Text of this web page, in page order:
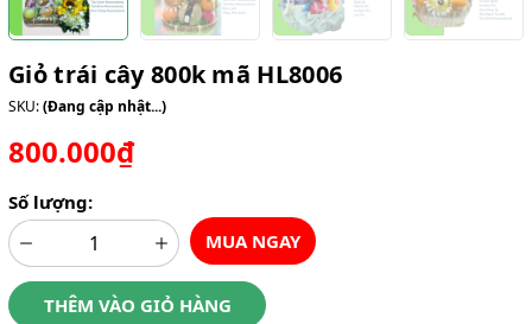
Giỏ trái cây 800k mã HL8006
SKU:(Đang cập nhật...)
800.000₫
Số lượng:
MUA NGAY
THÊM VÀO GIỎ HÀNG